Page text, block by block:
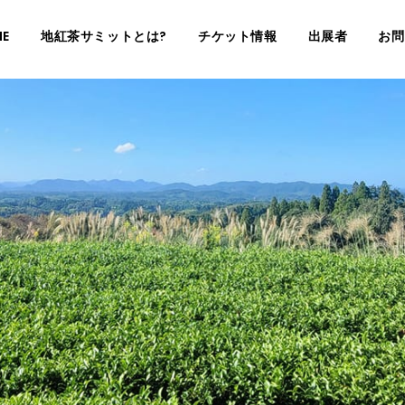
地紅茶サミットとは? チケット情報 出展者 お